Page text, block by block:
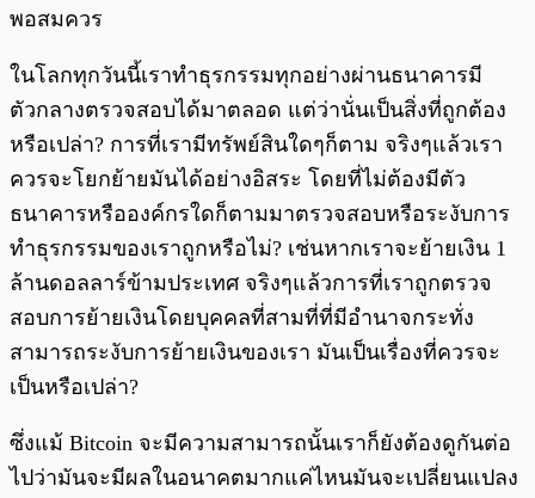
พอสมควร
ในโลกทุกวันนี้เราทำธุรกรรมทุกอย่างผ่านธนาคารมี
ตัวกลางตรวจสอบได้มาตลอด แต่ว่านั่นเป็นสิ่งที่ถูกต้อง
หรือเปล่า? การที่เรามีทรัพย์สินใดๆก็ตาม จริงๆแล้วเรา
ควรจะโยกย้ายมันได้อย่างอิสระ โดยที่ไม่ต้องมีตัว
ธนาคารหรือองค์กรใดก็ตามมาตรวจสอบหรือระงับการ
ทำธุรกรรมของเราถูกหรือไม่? เช่นหากเราจะย้ายเงิน 1
ล้านดอลลาร์ข้ามประเทศ จริงๆแล้วการที่เราถูกตรวจ
สอบการย้ายเงินโดยบุคคลที่สามที่ที่มีอำนาจกระทั่ง
สามารถระงับการย้ายเงินของเรา มันเป็นเรื่องที่ควรจะ
เป็นหรือเปล่า?
ซึ่งแม้ Bitcoin จะมีความสามารถนั้นเราก็ยังต้องดูกันต่อ
ไปว่ามันจะมีผลในอนาคตมากแค่ไหนมันจะเปลี่ยนแปลง